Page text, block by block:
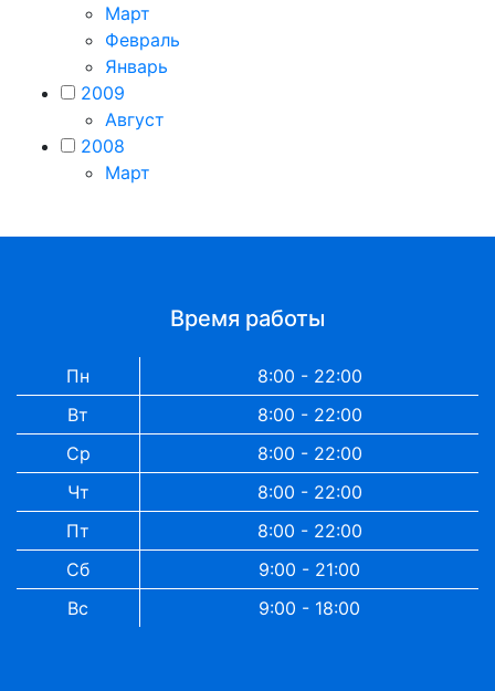
Март
Февраль
Январь
2009
Август
2008
Март
Время работы
Пн
8:00 - 22:00
Вт
8:00 - 22:00
Ср
8:00 - 22:00
Чт
8:00 - 22:00
Пт
8:00 - 22:00
Сб
9:00 - 21:00
Вс
9:00 - 18:00